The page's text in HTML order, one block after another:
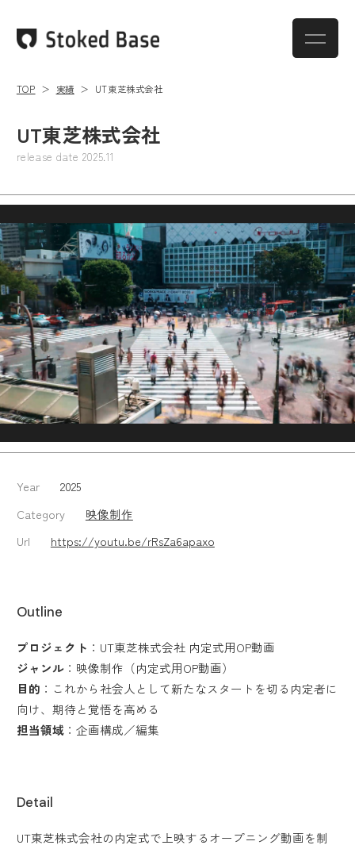
TOP 実績 UT東芝株式会社
UT東芝株式会社
release date 2025.11
Year
2025
Category
映像制作
Url
https://youtu.be/rRsZa6apaxo
Outline
プロジェクト ：UT東芝株式会社 内定式用OP動画
ジャンル：映像制作（内定式用OP動画）
目的 ：これから社会人として新たなスタートを切る内定者に
向け、期待と覚悟を高める
担当領域：企画構成／編集
Detail
UT東芝株式会社の内定式で上映するオープニング動画を制